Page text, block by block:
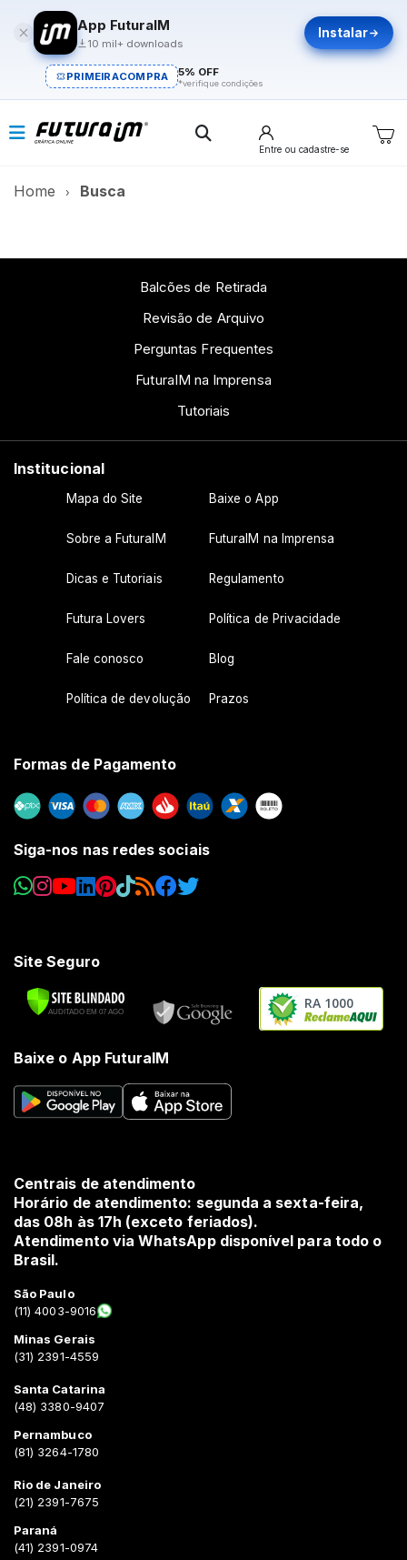
App FuturaIM
10 mil+ downloads
Instalar
PRIMEIRACOMPRA 5% OFF
*verifique condições
Entre ou cadastre-se
Home Busca
Balcões de Retirada
Revisão de Arquivo
Perguntas Frequentes
FuturaIM na Imprensa
Tutoriais
Institucional
Mapa do Site Baixe o App
Sobre a FuturaIM FuturaIM na Imprensa
Dicas e Tutoriais Regulamento
Futura Lovers Política de Privacidade
Fale conosco Blog
Política de devolução Prazos
Formas de Pagamento
Siga-nos nas redes sociais
Site Seguro
RA 1000
Baixe o App FuturaIM
Centrais de atendimento
Horário de atendimento: segunda a sexta-feira,
das 08h às 17h (exceto feriados).
Atendimento via WhatsApp disponível para todo o
Brasil.
São Paulo
(11) 4003-9016
Minas Gerais
(31) 2391-4559
Santa Catarina
(48) 3380-9407
Pernambuco
(81) 3264-1780
Rio de Janeiro
(21) 2391-7675
Paraná
(41) 2391-0974